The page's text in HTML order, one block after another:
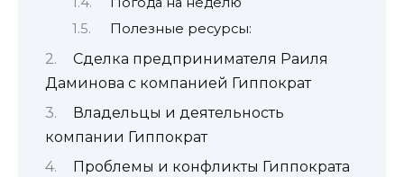
Полезные ресурсы:
Сделка предпринимателя Раиля
Даминова с компанией Гиппократ
Владельцы и деятельность
компании Гиппократ
Проблемы и конфликты Гиппократа